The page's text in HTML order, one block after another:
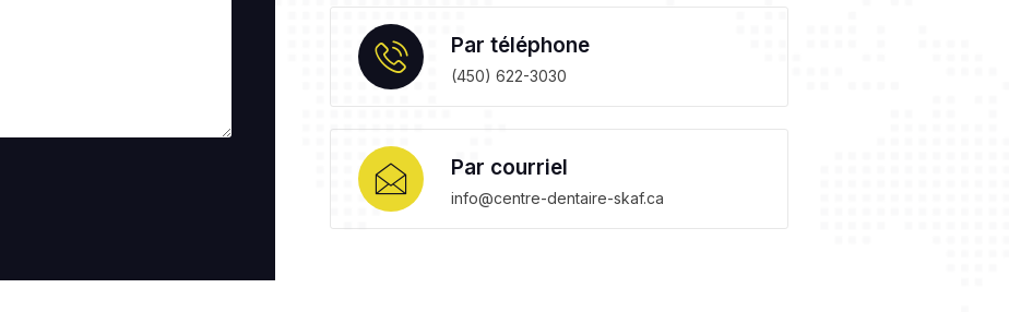
Par téléphone
(450) 622-3030
Par courriel
info@centre-dentaire-skaf.ca